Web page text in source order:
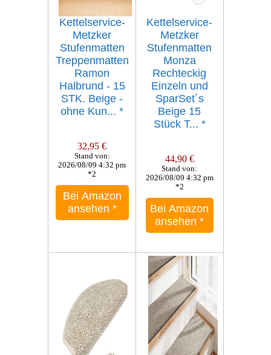
Kettelservice-
Metzker
Stufenmatten
Treppenmatten
Ramon
Halbrund - 15
STK. Beige -
ohne Kun...*
32,95 €
Stand von:
2026/08/09 4:32 pm
*2
Bei Amazon
ansehen *
Kettelservice-
Metzker
Stufenmatten
Monza
Rechteckig
Einzeln und
SparSet´s
Beige 15
Stück T... *
44,90 €
Stand von:
2026/08/09 4:32 pm
*2
Bei Amazon
ansehen*